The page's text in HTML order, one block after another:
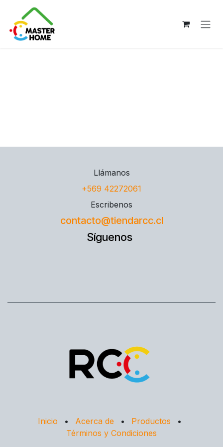
Ir al contenido
Llámanos
+569 42272061
Escribenos
contacto@tiendarcc.cl
Síguenos
Inicio • Acerca de • Productos
•
Términos y Condiciones